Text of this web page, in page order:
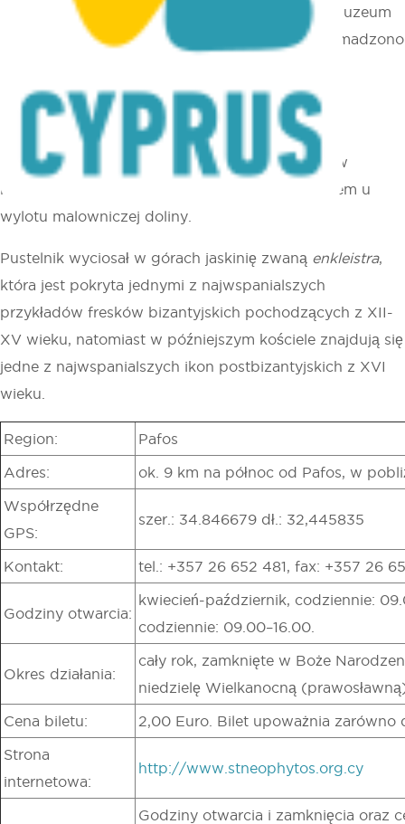
W położonym około 9 km na północ od Pafos muzeum
kościelnym w klasztorze Agios Neophytos zgromadzono
artefakty religijne.
Sam klasztor został założony przez cypryjskiego
pustelnika i pisarza Neofytosa około 1200 roku w
miejscu, które wcześniej było ustronnym miejscem u
wylotu malowniczej doliny.
Pustelnik wyciosał w górach jaskinię zwaną enkleistra,
która jest pokryta jednymi z najwspanialszych
przykładów fresków bizantyjskich pochodzących z XII-
XV wieku, natomiast w późniejszym kościele znajdują się
jedne z najwspanialszych ikon postbizantyjskich z XVI
wieku.
Region: Pafos
Adres: ok. 9 km na północ od Pafos, w
Współrzędne
GPS:
szer.: 34.846679 dł.: 32,445835
Kontakt: tel.: +357 26 652 481, fax: +357 26
Godziny otwarcia:
kwiecień-październik, codziennie:
codziennie: 09.00–16.00.
Okres działania:
cały rok, zamknięte w Boże
niedzielę Wielkanocną
Cena biletu: 2,00 Euro. Bilet upoważnia
Strona
internetowa:
http://www.stneophytos.org.cy
Godziny otwarcia i zamknięcia oraz